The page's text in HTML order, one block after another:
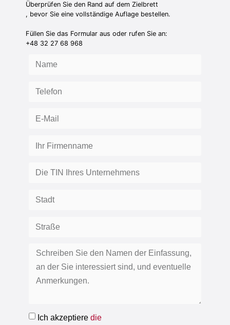
Überprüfen Sie den Rand auf dem Zielbrett
, bevor Sie eine vollständige Auflage bestellen.
Füllen Sie das Formular aus oder rufen Sie an:
+48 32 27 68 968
Ich akzeptieredie